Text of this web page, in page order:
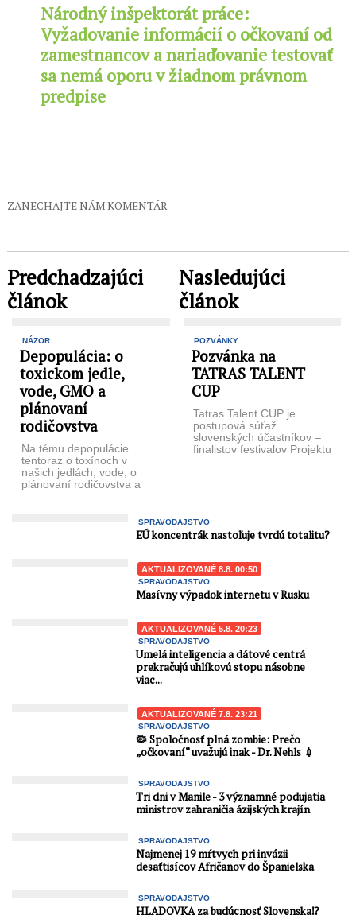
Národný inšpektorát práce:
Vyžadovanie informácií o očkovaní od
zamestnancov a nariaďovanie testovať
sa nemá oporu v žiadnom právnom
predpise
ZANECHAJTE NÁM KOMENTÁR
Predchadzajúci
článok
NÁZOR
Depopulácia: o
toxickom jedle,
vode, GMO a
plánovaní
rodičovstva
Na tému depopulácie….
tentoraz o toxínoch v
našich jedlách, vode, o
plánovaní rodičovstva a
Nasledujúci
článok
POZVÁNKY
Pozvánka na
TATRAS TALENT
CUP
Tatras Talent CUP je
postupová súťaž
slovenských účastníkov –
finalistov festivalov Projektu
SPRAVODAJSTVO
EÚ koncentrák nastoľuje tvrdú totalitu?
AKTUALIZOVANÉ 8.8. 00:50
SPRAVODAJSTVO
Masívny výpadok internetu v Rusku
AKTUALIZOVANÉ 5.8. 20:23
SPRAVODAJSTVO
Umelá inteligencia a dátové centrá
prekračujú uhlíkovú stopu násobne
viac...
AKTUALIZOVANÉ 7.8. 23:21
SPRAVODAJSTVO
🦠 Spoločnosť plná zombie: Prečo
„očkovaní“ uvažujú inak - Dr. Nehls 💉
SPRAVODAJSTVO
Tri dni v Manile - 3 významné podujatia
ministrov zahraničia ázijských krajín
SPRAVODAJSTVO
Najmenej 19 mŕtvych pri invázii
desaťtisícov Afričanov do Španielska
SPRAVODAJSTVO
HLADOVKA za budúcnosť Slovenska⁉️